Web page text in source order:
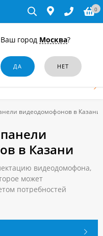
Ваш город Москва?
0
видеодомофонов в Казани
в Казани
видеодомофона,
может
потребностей
возможно существенно
его работу.
вызывную панель
оставив заказ в